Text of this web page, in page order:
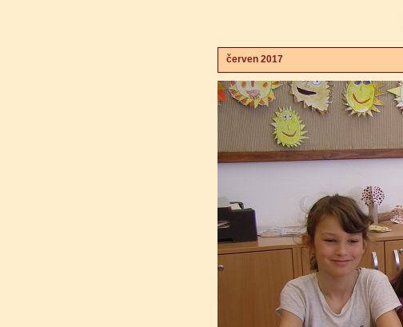
červen 2017